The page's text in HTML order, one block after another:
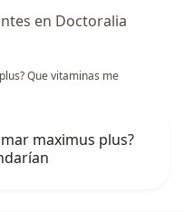
en Doctoralia
Que vitaminas me
maximus plus?